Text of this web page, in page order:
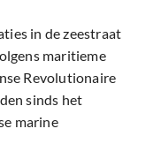
in de zeestraat
maritieme
Revolutionaire
sinds het
marine